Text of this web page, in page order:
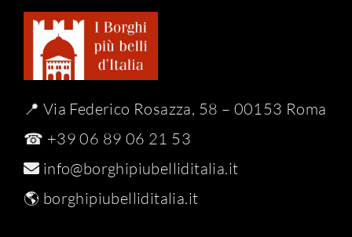
📍 Via Federico Rosazza, 58 – 00153 Roma
☎ +39 06 89 06 21 53
info@borghipiubelliditalia.it
🌎 borghipiubelliditalia.it